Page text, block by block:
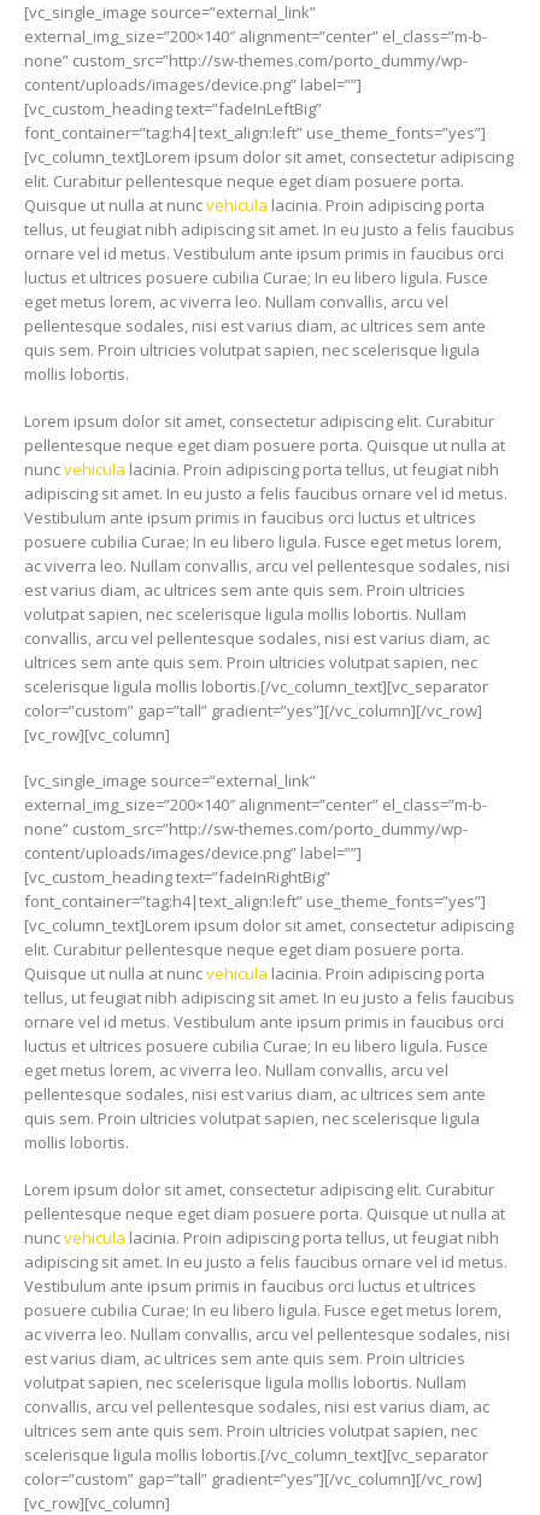
[vc_single_image source=”external_link”
external_img_size=”200×140″ alignment=”center” el_class=”m-b-
none” custom_src=”http://sw-themes.com/porto_dummy/wp-
content/uploads/images/device.png” label=””]
[vc_custom_heading text=”fadeInLeftBig”
font_container=”tag:h4|text_align:left” use_theme_fonts=”yes”]
[vc_column_text]Lorem ipsum dolor sit amet, consectetur adipiscing
elit. Curabitur pellentesque neque eget diam posuere porta.
Quisque ut nulla at nuncvehicula lacinia. Proin adipiscing porta
tellus, ut feugiat nibh adipiscing sit amet. In eu justo a felis faucibus
ornare vel id metus. Vestibulum ante ipsum primis in faucibus orci
luctus et ultrices posuere cubilia Curae; In eu libero ligula. Fusce
eget metus lorem, ac viverra leo. Nullam convallis, arcu vel
pellentesque sodales, nisi est varius diam, ac ultrices sem ante
quis sem. Proin ultricies volutpat sapien, nec scelerisque ligula
mollis lobortis.
Lorem ipsum dolor sit amet, consectetur adipiscing elit. Curabitur
pellentesque neque eget diam posuere porta. Quisque ut nulla at
nuncvehicula lacinia. Proin adipiscing porta tellus, ut feugiat nibh
adipiscing sit amet. In eu justo a felis faucibus ornare vel id metus.
Vestibulum ante ipsum primis in faucibus orci luctus et ultrices
posuere cubilia Curae; In eu libero ligula. Fusce eget metus lorem,
ac viverra leo. Nullam convallis, arcu vel pellentesque sodales, nisi
est varius diam, ac ultrices sem ante quis sem. Proin ultricies
volutpat sapien, nec scelerisque ligula mollis lobortis. Nullam
convallis, arcu vel pellentesque sodales, nisi est varius diam, ac
ultrices sem ante quis sem. Proin ultricies volutpat sapien, nec
scelerisque ligula mollis lobortis.[/vc_column_text][vc_separator
color=”custom” gap=”tall” gradient=”yes”][/vc_column][/vc_row]
[vc_row][vc_column]
[vc_single_image source=”external_link”
external_img_size=”200×140″ alignment=”center” el_class=”m-b-
none” custom_src=”http://sw-themes.com/porto_dummy/wp-
content/uploads/images/device.png” label=””]
[vc_custom_heading text=”fadeInRightBig”
font_container=”tag:h4|text_align:left” use_theme_fonts=”yes”]
[vc_column_text]Lorem ipsum dolor sit amet, consectetur adipiscing
elit. Curabitur pellentesque neque eget diam posuere porta.
Quisque ut nulla at nuncvehicula lacinia. Proin adipiscing porta
tellus, ut feugiat nibh adipiscing sit amet. In eu justo a felis faucibus
ornare vel id metus. Vestibulum ante ipsum primis in faucibus orci
luctus et ultrices posuere cubilia Curae; In eu libero ligula. Fusce
eget metus lorem, ac viverra leo. Nullam convallis, arcu vel
pellentesque sodales, nisi est varius diam, ac ultrices sem ante
quis sem. Proin ultricies volutpat sapien, nec scelerisque ligula
mollis lobortis.
Lorem ipsum dolor sit amet, consectetur adipiscing elit. Curabitur
pellentesque neque eget diam posuere porta. Quisque ut nulla at
nuncvehicula lacinia. Proin adipiscing porta tellus, ut feugiat nibh
adipiscing sit amet. In eu justo a felis faucibus ornare vel id metus.
Vestibulum ante ipsum primis in faucibus orci luctus et ultrices
posuere cubilia Curae; In eu libero ligula. Fusce eget metus lorem,
ac viverra leo. Nullam convallis, arcu vel pellentesque sodales, nisi
est varius diam, ac ultrices sem ante quis sem. Proin ultricies
volutpat sapien, nec scelerisque ligula mollis lobortis. Nullam
convallis, arcu vel pellentesque sodales, nisi est varius diam, ac
ultrices sem ante quis sem. Proin ultricies volutpat sapien, nec
scelerisque ligula mollis lobortis.[/vc_column_text][vc_separator
color=”custom” gap=”tall” gradient=”yes”][/vc_column][/vc_row]
[vc_row][vc_column]